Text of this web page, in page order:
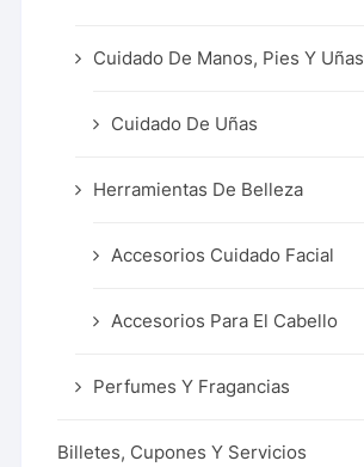
Cuidado De Manos, Pies Y Uñas
Cuidado De Uñas
Herramientas De Belleza
Accesorios Cuidado Facial
Accesorios Para El Cabello
Perfumes Y Fragancias
Billetes, Cupones Y Servicios